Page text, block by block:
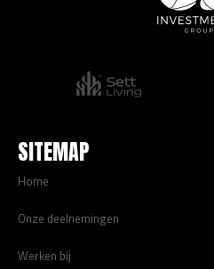
SITEMAP
Home
Onze deelnemingen
Werken bij